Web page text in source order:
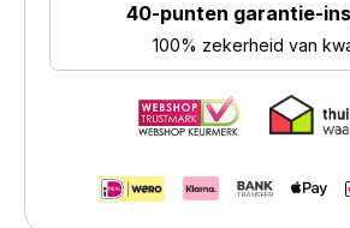
40-punten garantie-
100% zekerheid van